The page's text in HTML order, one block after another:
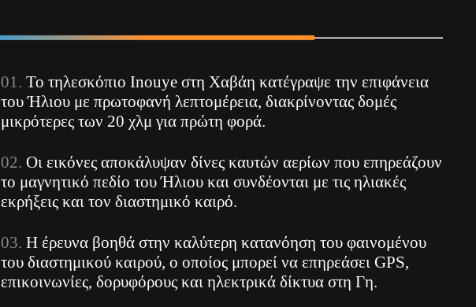
Το τηλεσκόπιο Inouye στη Χαβάη κατέγραψε την επιφάνεια
του Ήλιου με πρωτοφανή λεπτομέρεια, διακρίνοντας δομές
μικρότερες των 20 χλμ για πρώτη φορά.
Οι εικόνες αποκάλυψαν δίνες καυτών αερίων που επηρεάζουν
το μαγνητικό πεδίο του Ήλιου και συνδέονται με τις ηλιακές
εκρήξεις και τον διαστημικό καιρό.
Η έρευνα βοηθά στην καλύτερη κατανόηση του φαινομένου
του διαστημικού καιρού, ο οποίος μπορεί να επηρεάσει GPS,
επικοινωνίες, δορυφόρους και ηλεκτρικά δίκτυα στη Γη.